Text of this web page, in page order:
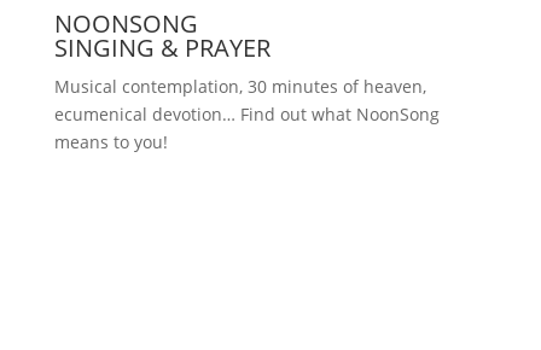
NOONSONG
SINGING & PRAYER
Musical contemplation, 30 minutes of heaven,
ecumenical devotion… Find out what NoonSong
means to you!